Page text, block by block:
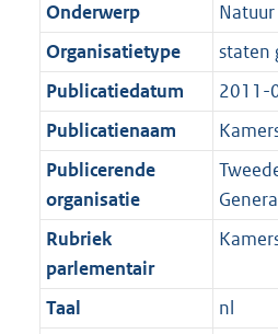
Onderwerp
Organisatietype
staten
Publicatiedatum
2011-
Publicatienaam
Publicerende
organisatie
Rubriek
parlementair
Taal
nl